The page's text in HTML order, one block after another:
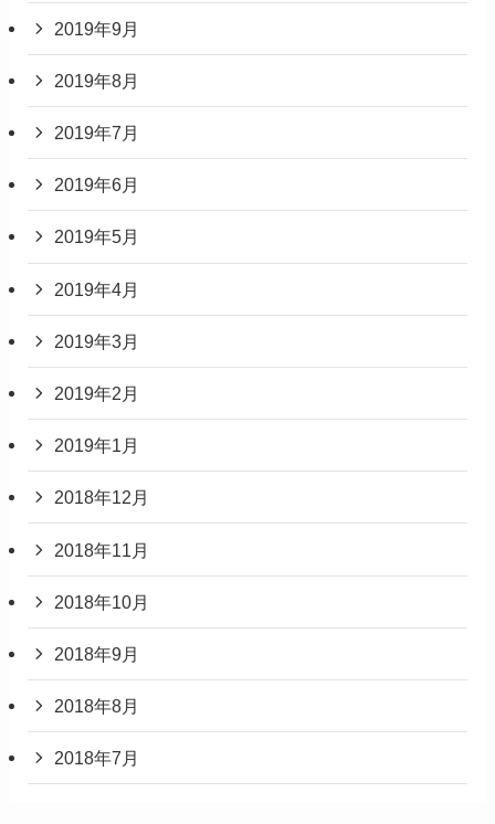
2019年9月
2019年8月
2019年7月
2019年6月
2019年5月
2019年4月
2019年3月
2019年2月
2019年1月
2018年12月
2018年11月
2018年10月
2018年9月
2018年8月
2018年7月